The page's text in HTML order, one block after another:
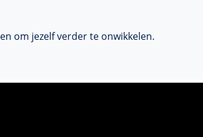
om jezelf verder te onwikkelen.